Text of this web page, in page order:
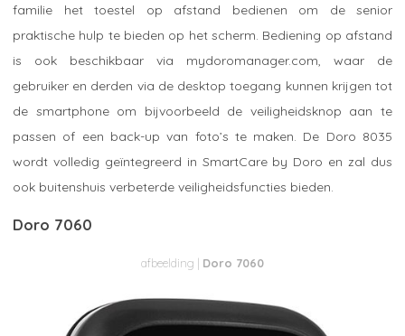
familie het toestel op afstand bedienen om de senior
praktische hulp te bieden op het scherm. Bediening op afstand
is ook beschikbaar via mydoromanager.com, waar de
gebruiker en derden via de desktop toegang kunnen krijgen tot
de smartphone om bijvoorbeeld de veiligheidsknop aan te
passen of een back-up van foto’s te maken. De Doro 8035
wordt volledig geïntegreerd in SmartCare by Doro en zal dus
ook buitenshuis verbeterde veiligheidsfuncties bieden.
Doro 7060
Doro 7060